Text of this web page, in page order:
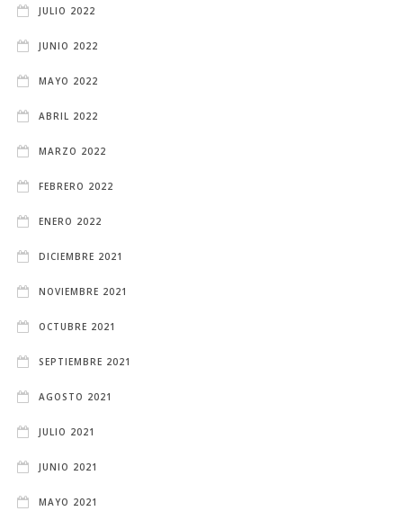
JULIO 2022
JUNIO 2022
MAYO 2022
ABRIL 2022
MARZO 2022
FEBRERO 2022
ENERO 2022
DICIEMBRE 2021
NOVIEMBRE 2021
OCTUBRE 2021
SEPTIEMBRE 2021
AGOSTO 2021
JULIO 2021
JUNIO 2021
MAYO 2021